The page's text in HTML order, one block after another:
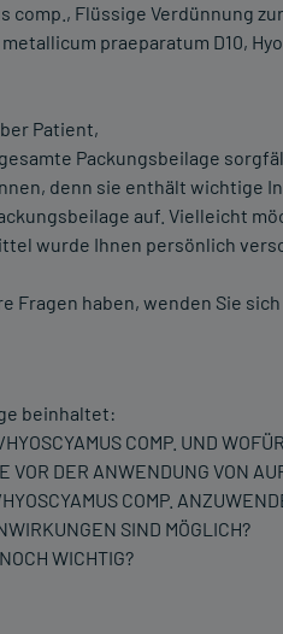
comp., Flüssige Verdünnung
praeparatum D10,
Patient,
Packungsbeilage
denn sie enthält wichtige
auf. Vielleicht
wurde Ihnen persönlich
Fragen haben, wenden Sie
beinhaltet:
COMP. UND
VOR DER ANWENDUNG VON
COMP.
SIND MÖGLICH?
WICHTIG?